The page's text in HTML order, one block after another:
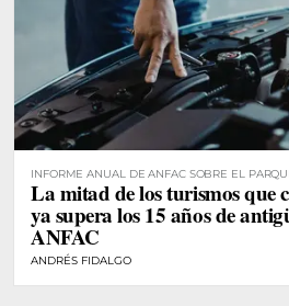
INFORME ANUAL DE ANFAC SOBRE EL
La mitad de los turismos que
ya supera los 15 años de
ANFAC
ANDRÉS FIDALGO